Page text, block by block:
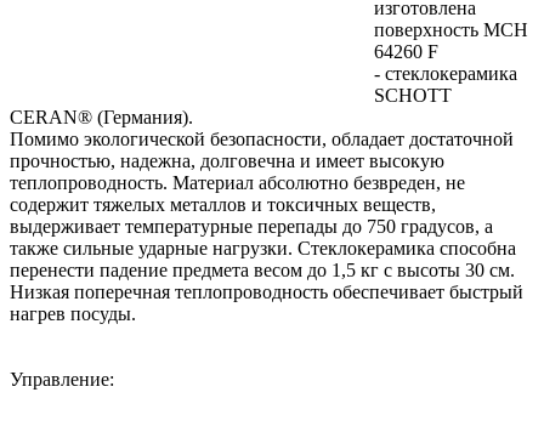
изготовлена
поверхность MCH
64260 F
- стеклокерамика
SCHOTT
CERAN® (Германия).
Помимо экологической безопасности, обладает достаточной
прочностью, надежна, долговечна и имеет высокую
теплопроводность. Материал абсолютно безвреден, не
содержит тяжелых металлов и токсичных веществ,
выдерживает температурные перепады до 750 градусов, а
также сильные ударные нагрузки. Стеклокерамика способна
перенести падение предмета весом до 1,5 кг с высоты 30 см.
Низкая поперечная теплопроводность обеспечивает быстрый
нагрев посуды.
Управление: